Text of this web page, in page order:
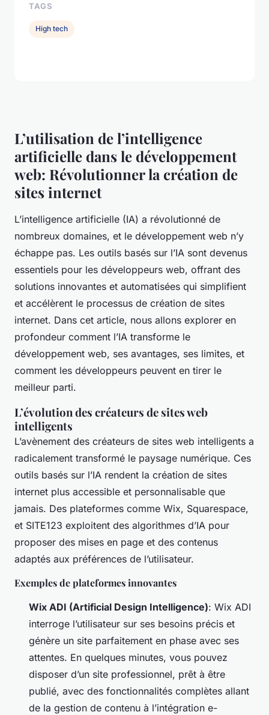
L’utilisation de l’intelligence
artificielle dans le développement
web: Révolutionner la création de
sites internet
L’intelligence artificielle (IA) a révolutionné de
nombreux domaines, et le développement web n’y
échappe pas. Les outils basés sur l’IA sont devenus
essentiels pour les développeurs web, offrant des
solutions innovantes et automatisées qui simplifient
et accélèrent le processus de création de sites
internet. Dans cet article, nous allons explorer en
profondeur comment l’IA transforme le
développement web, ses avantages, ses limites, et
comment les développeurs peuvent en tirer le
meilleur parti.
L’évolution des créateurs de sites web
intelligents
L’avènement des créateurs de sites web intelligents a
radicalement transformé le paysage numérique. Ces
outils basés sur l’IA rendent la création de sites
internet plus accessible et personnalisable que
jamais. Des plateformes comme Wix, Squarespace,
et SITE123 exploitent des algorithmes d’IA pour
proposer des mises en page et des contenus
adaptés aux préférences de l’utilisateur.
Exemples de plateformes innovantes
Wix ADI (Artificial Design Intelligence): Wix ADI
interroge l’utilisateur sur ses besoins précis et
génère un site parfaitement en phase avec ses
attentes. En quelques minutes, vous pouvez
disposer d’un site professionnel, prêt à être
publié, avec des fonctionnalités complètes allant
de la gestion de contenu à l’intégration e-
TAGS
High tech